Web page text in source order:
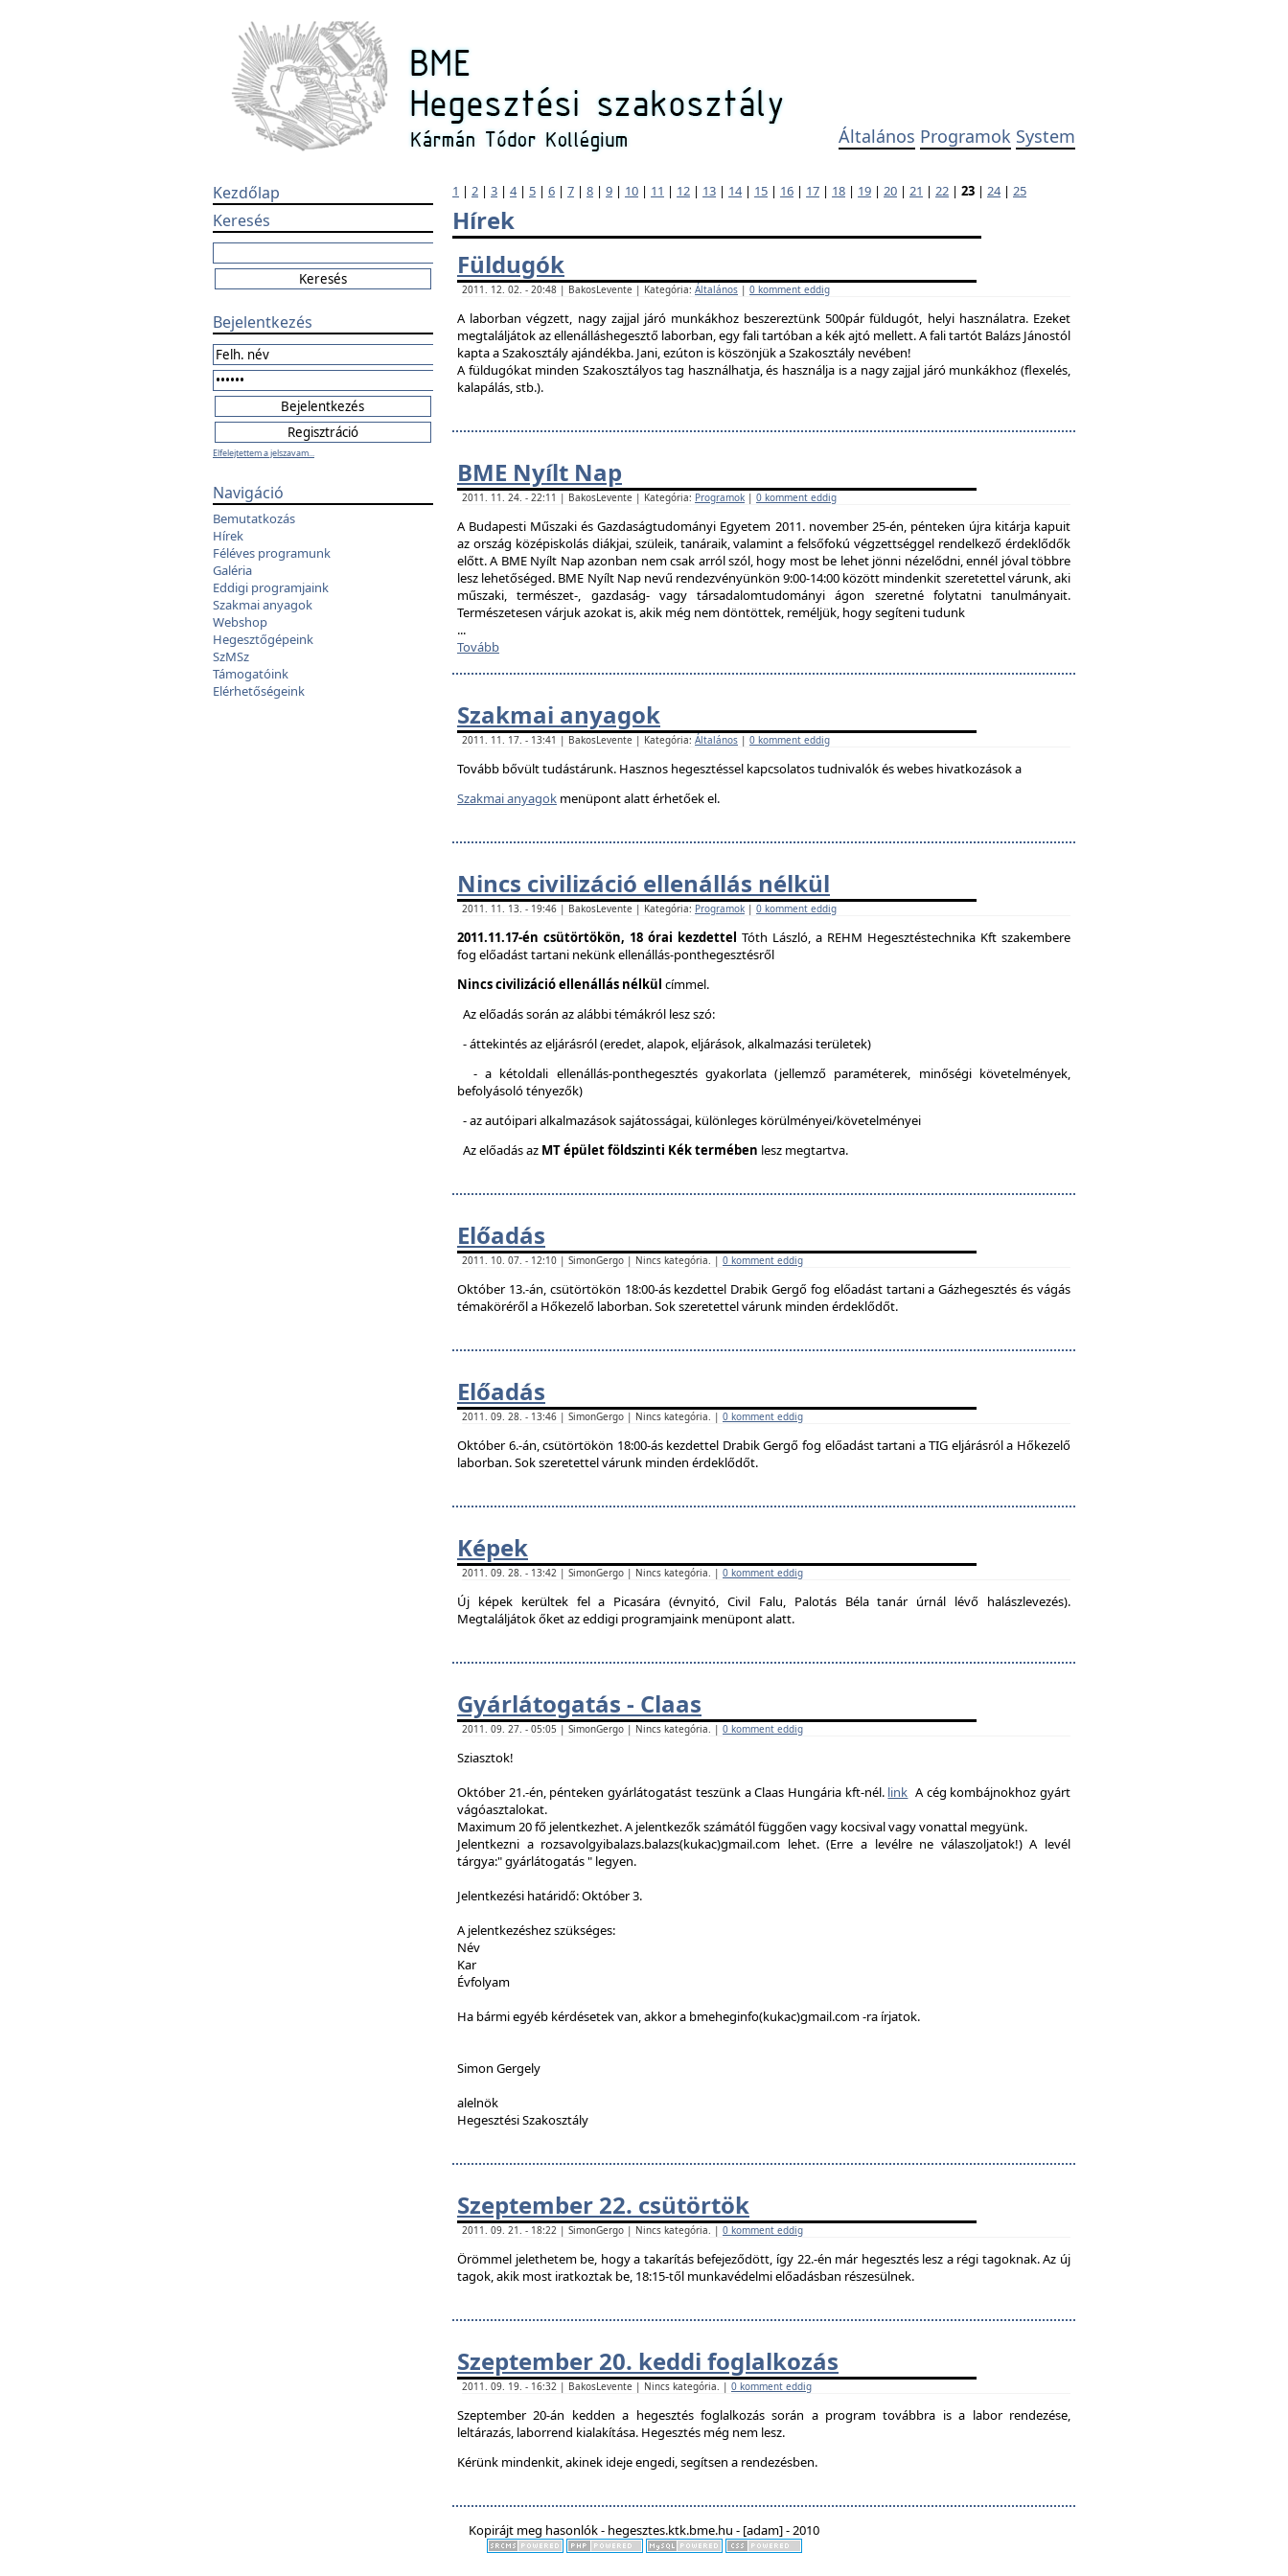
Általános Programok System
Kezdőlap
Keresés
Bejelentkezés
Elfelejtettem a jelszavam...
Navigáció
Bemutatkozás
Hírek
Féléves programunk
Galéria
Eddigi programjaink
Szakmai anyagok
Webshop
Hegesztőgépeink
SzMSz
Támogatóink
Elérhetőségeink
1 | 2 | 3 | 4| 5 | 6 | 7 | 8 | 9 | 10 | 11 | 12 | 13 | 14| 15 | 16 | 17 | 18 | 19 | 20 | 21 | 22 | 23 | 24| 25
Hírek
Füldugók
2011. 12. 02. - 20:48 | BakosLevente | Kategória: Általános | 0 komment eddig
A laborban végzett, nagy zajjal járó munkákhoz beszereztünk 500pár füldugót, helyi használatra. Ezeket
megtaláljátok az ellenálláshegesztő laborban, egy fali tartóban a kék ajtó mellett. A fali tartót Balázs Jánostól
kapta a Szakosztály ajándékba. Jani, ezúton is köszönjük a Szakosztály nevében!
A füldugókat minden Szakosztályos tag használhatja, és használja is a nagy zajjal járó munkákhoz (flexelés,
kalapálás, stb.).
BME Nyílt Nap
2011. 11. 24. - 22:11 | BakosLevente | Kategória: Programok | 0 komment eddig
A Budapesti Műszaki és Gazdaságtudományi Egyetem 2011. november 25-én, pénteken újra kitárja kapuit
az ország középiskolás diákjai, szüleik, tanáraik, valamint a felsőfokú végzettséggel rendelkező érdeklődők
előtt. A BME Nyílt Nap azonban nem csak arról szól, hogy most be lehet jönni nézelődni, ennél jóval többre
lesz lehetőséged. BME Nyílt Nap nevű rendezvényünkön 9:00-14:00 között mindenkit szeretettel várunk, aki
műszaki, természet-, gazdaság- vagy társadalomtudományi ágon szeretné folytatni tanulmányait.
Természetesen várjuk azokat is, akik még nem döntöttek, reméljük, hogy segíteni tudunk
...
Tovább
Szakmai anyagok
2011. 11. 17. - 13:41 | BakosLevente | Kategória: Általános | 0 komment eddig
Tovább bővült tudástárunk. Hasznos hegesztéssel kapcsolatos tudnivalók és webes hivatkozások a
Szakmai anyagok menüpont alatt érhetőek el.
Nincs civilizáció ellenállás nélkül
2011. 11. 13. - 19:46 | BakosLevente | Kategória: Programok | 0 komment eddig
2011.11.17-én csütörtökön, 18 órai kezdettel Tóth László, a REHM Hegesztéstechnika Kft szakembere
fog előadást tartani nekünk ellenállás-ponthegesztésről
Nincs civilizáció ellenállás nélkül címmel.
Az előadás során az alábbi témákról lesz szó:
- áttekintés az eljárásról (eredet, alapok, eljárások, alkalmazási területek)
- a kétoldali ellenállás-ponthegesztés gyakorlata (jellemző paraméterek, minőségi követelmények,
befolyásoló tényezők)
- az autóipari alkalmazások sajátosságai, különleges körülményei/követelményei
Az előadás az MT épület földszinti Kék termében lesz megtartva.
Előadás
2011. 10. 07. - 12:10 | SimonGergo | Nincs kategória. | 0 komment eddig
Október 13.-án, csütörtökön 18:00-ás kezdettel Drabik Gergő fog előadást tartani a Gázhegesztés és vágás
témaköréről a Hőkezelő laborban. Sok szeretettel várunk minden érdeklődőt.
Előadás
2011. 09. 28. - 13:46 | SimonGergo | Nincs kategória. | 0 komment eddig
Október 6.-án, csütörtökön 18:00-ás kezdettel Drabik Gergő fog előadást tartani a TIG eljárásról a Hőkezelő
laborban. Sok szeretettel várunk minden érdeklődőt.
Képek
2011. 09. 28. - 13:42 | SimonGergo | Nincs kategória. | 0 komment eddig
Új képek kerültek fel a Picasára (évnyitó, Civil Falu, Palotás Béla tanár úrnál lévő halászlevezés).
Megtaláljátok őket az eddigi programjaink menüpont alatt.
Gyárlátogatás - Claas
2011. 09. 27. - 05:05 | SimonGergo | Nincs kategória. | 0 komment eddig
Sziasztok!
Október 21.-én, pénteken gyárlátogatást teszünk a Claas Hungária kft-nél. link A cég kombájnokhoz gyárt
vágóasztalokat.
Maximum 20 fő jelentkezhet. A jelentkezők számától függően vagy kocsival vagy vonattal megyünk.
Jelentkezni a rozsavolgyibalazs.balazs(kukac)gmail.com lehet. (Erre a levélre ne válaszoljatok!) A levél
tárgya:" gyárlátogatás " legyen.
Jelentkezési határidő: Október 3.
A jelentkezéshez szükséges:
Név
Kar
Évfolyam
Ha bármi egyéb kérdésetek van, akkor a bmeheginfo(kukac)gmail.com -ra írjatok.
Simon Gergely
alelnök
Hegesztési Szakosztály
Szeptember 22. csütörtök
2011. 09. 21. - 18:22 | SimonGergo | Nincs kategória. | 0 komment eddig
Örömmel jelethetem be, hogy a takarítás befejeződött, így 22.-én már hegesztés lesz a régi tagoknak. Az új
tagok, akik most iratkoztak be, 18:15-től munkavédelmi előadásban részesülnek.
Szeptember 20. keddi foglalkozás
2011. 09. 19. - 16:32 | BakosLevente | Nincs kategória. | 0 komment eddig
Szeptember 20-án kedden a hegesztés foglalkozás során a program továbbra is a labor rendezése,
leltárazás, laborrend kialakítása. Hegesztés még nem lesz.
Kérünk mindenkit, akinek ideje engedi, segítsen a rendezésben.
Kopirájt meg hasonlók - hegesztes.ktk.bme.hu - [adam] - 2010